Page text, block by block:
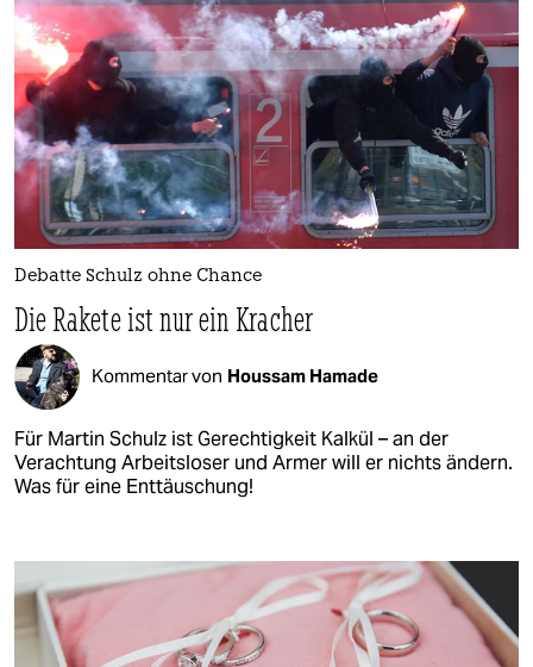
Debatte Schulz ohne Chance
Die Rakete ist nur ein Kracher
Kommentar von Houssam Hamade
Für Martin Schulz ist Gerechtigkeit Kalkül – an der
Verachtung Arbeitsloser und Armer will er nichts ändern.
Was für eine Enttäuschung!